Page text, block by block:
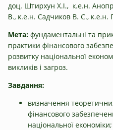
доц. Штирхун Х.І., к.е.н.
В., к.е.н. Садчиков В. С., к.е.н.
Мета: фундаментальні та
практики фінансового
розвитку національної
викликів і загроз.
Завдання:
визначення
фінансового
національної економіки;